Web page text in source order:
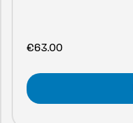
€63.00